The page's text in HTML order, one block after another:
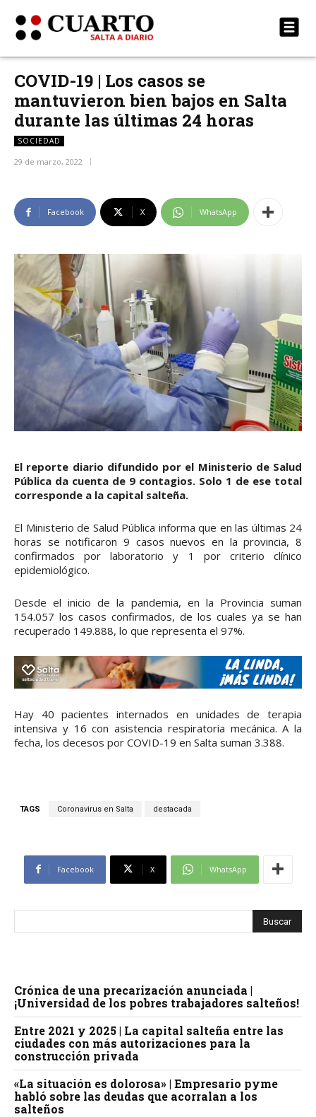
COVID-19 | Los casos se
mantuvieron bien bajos en Salta
durante las últimas 24 horas
SOCIEDAD
29 de marzo, 2022
Facebook X WhatsApp
El reporte diario difundido por el Ministerio de Salud
Pública da cuenta de 9 contagios. Solo 1 de ese total
corresponde a la capital salteña.
El Ministerio de Salud Pública informa que en las últimas 24
horas se notificaron 9 casos nuevos en la provincia, 8
confirmados por laboratorio y 1 por criterio clínico
epidemiológico.
Desde el inicio de la pandemia, en la Provincia suman
154.057 los casos confirmados, de los cuales ya se han
recuperado 149.888, lo que representa el 97%.
Hay 40 pacientes internados en unidades de terapia
intensiva y 16 con asistencia respiratoria mecánica. A la
fecha, los decesos por COVID-19 en Salta suman 3.388.
TAGS Coronavirus en Salta destacada
Facebook X WhatsApp
Crónica de una precarización anunciada |
¡Universidad de los pobres trabajadores salteños!
Entre 2021 y 2025 | La capital salteña entre las
ciudades con más autorizaciones para la
construcción privada
«La situación es dolorosa» | Empresario pyme
habló sobre las deudas que acorralan a los
salteños